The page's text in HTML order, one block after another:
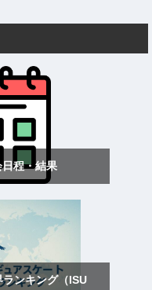
程・結果
ンキング（ISU